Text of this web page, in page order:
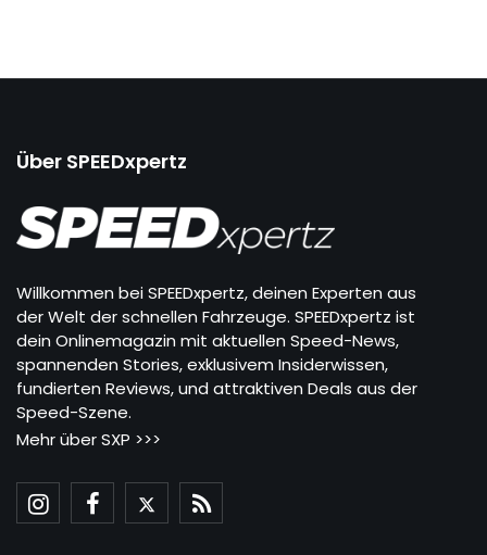
Über SPEEDxpertz
Willkommen bei SPEEDxpertz, deinen Experten aus
der Welt der schnellen Fahrzeuge. SPEEDxpertz ist
dein Onlinemagazin mit aktuellen Speed-News,
spannenden Stories, exklusivem Insiderwissen,
fundierten Reviews, und attraktiven Deals aus der
Speed-Szene.
Mehr über SXP >>>